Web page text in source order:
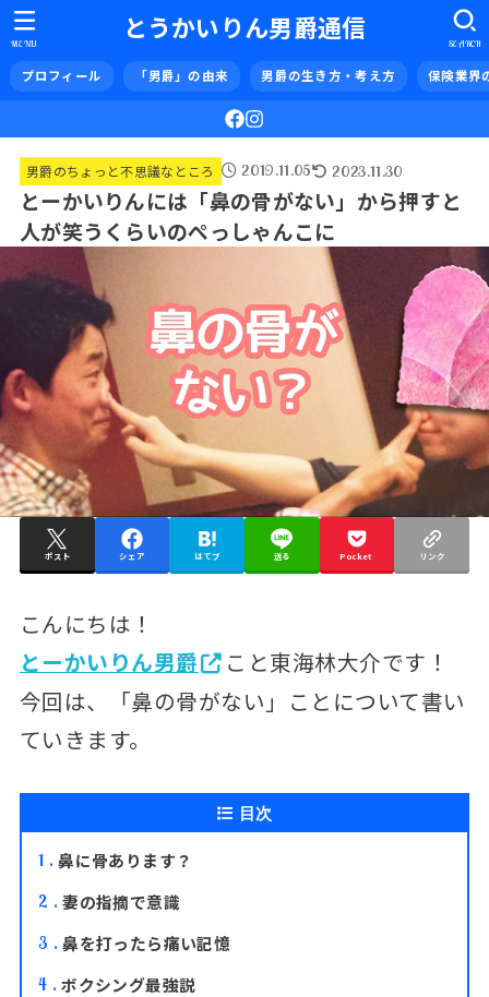
とうかいりん男爵通信
プロフィール 「男爵」の由来 男爵の生き方・考え方 保険業界
SEARCH
MENU
男爵のちょっと不思議なところ 2019.11.05 2023.11.30
とーかいりんには「鼻の骨がない」から押すと
人が笑うくらいのぺっしゃんこに
ポスト シェア はてブ 送る Pocket リンク
こんにちは！
とーかいりん男爵
こと東海林大介です！
今回は、「鼻の骨がない」ことについて書い
ていきます。
目次
1 鼻に骨あります？
2 妻の指摘で意識
3 鼻を打ったら痛い記憶
4 ボクシング最強説